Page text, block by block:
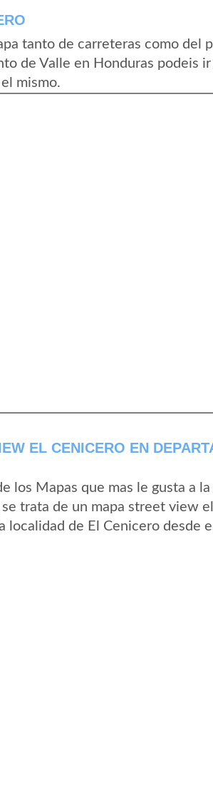
tanto de carreteras como del
de Valle en Honduras podeis
mismo.
EL CENICERO EN
los Mapas que mas le gusta a
trata de un mapa street view
localidad de El Cenicero desde